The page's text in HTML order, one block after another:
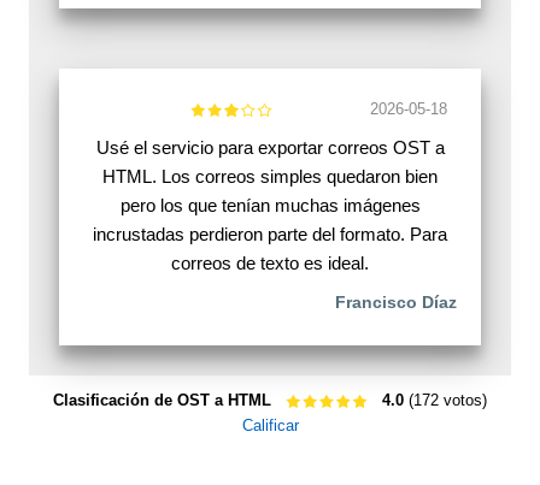
2026-05-18
Usé el servicio para exportar correos OST a
HTML. Los correos simples quedaron bien
pero los que tenían muchas imágenes
incrustadas perdieron parte del formato. Para
correos de texto es ideal.
Francisco Díaz
Clasificación de OST a HTML 4.0 (172 votos)
Calificar